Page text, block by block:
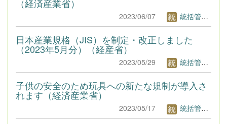
（経済産業省）
2023/06/07 統括管理者1
日本産業規格（JIS）を制定・改正しました
（2023年5月分）（経産省）
2023/05/29 統括管理者1
子供の安全のため玩具への新たな規制が導入さ
れます（経済産業省）
2023/05/17 統括管理者1